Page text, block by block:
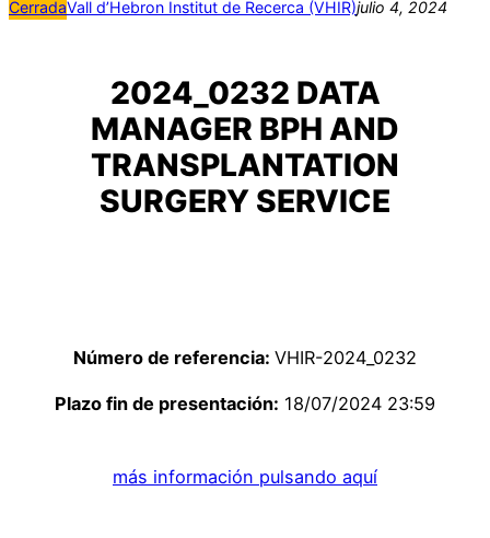
CerradaVall d’Hebron Institut de Recerca (VHIR)julio 4, 2024
2024_0232 DATA
MANAGER BPH AND
TRANSPLANTATION
SURGERY SERVICE
Número de referencia: VHIR-2024_0232
Plazo fin de presentación: 18/07/2024 23:59
más información pulsando aquí